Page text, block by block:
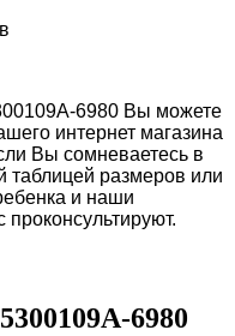
-6980 Вы можете
интернет магазина
Вы сомневаетесь в
таблицей размеров или
и наши
6980